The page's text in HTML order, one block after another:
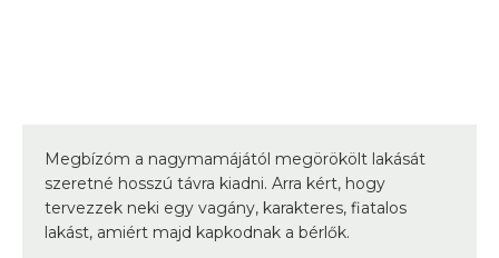
Megbízóm a nagymamájától megörökölt lakását
szeretné hosszú távra kiadni. Arra kért, hogy
tervezzek neki egy vagány, karakteres, fiatalos
lakást, amiért majd kapkodnak a bérlők.